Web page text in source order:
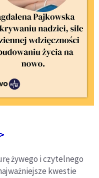
żywego i czytelnego
kwestie